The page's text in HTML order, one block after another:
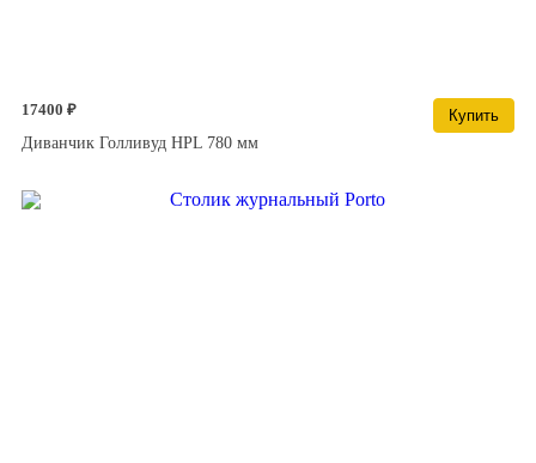
17400 ₽
Купить
Диванчик Голливуд HPL 780 мм